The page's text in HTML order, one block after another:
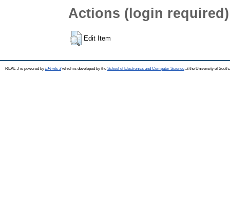
Actions (login required)
Edit Item
REAL-J is powered by EPrints 3which is developed by the School of Electronics and Computer Science at the University of